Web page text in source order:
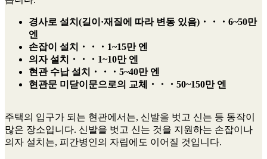
경사로 설치(길이·재질에 따라 변동 있음)・・・6~50만
엔
손잡이 설치・・・1~15만 엔
의자 설치・・・1~10만 엔
현관 수납 설치・・・5~40만 엔
현관문 미닫이문으로의 교체・・・50~150만 엔
주택의 입구가 되는 현관에서는, 신발을 벗고 신는 등 동작이
많은 장소입니다. 신발을 벗고 신는 것을 지원하는 손잡이나
의자 설치는, 피간병인의 자립에도 이어질 것입니다.